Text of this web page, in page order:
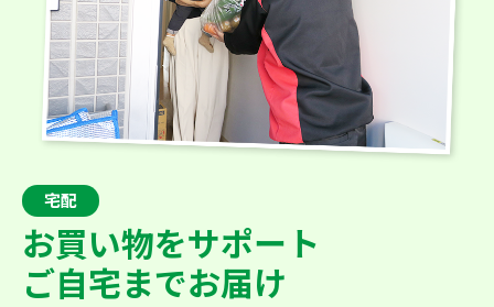
宅配
お買い物をサポート
ご自宅までお届け